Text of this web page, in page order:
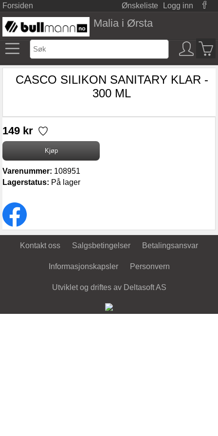
Forsiden Ønskeliste Logg inn
Malia i Ørsta
CASCO SILIKON SANITARY KLAR -
300 ML
149 kr
Varenummer: 108951
Lagerstatus: På lager
Kontakt oss Salgsbetingelser Betalingsansvar
Informasjonskapsler Personvern
Utviklet og driftes av Deltasoft AS